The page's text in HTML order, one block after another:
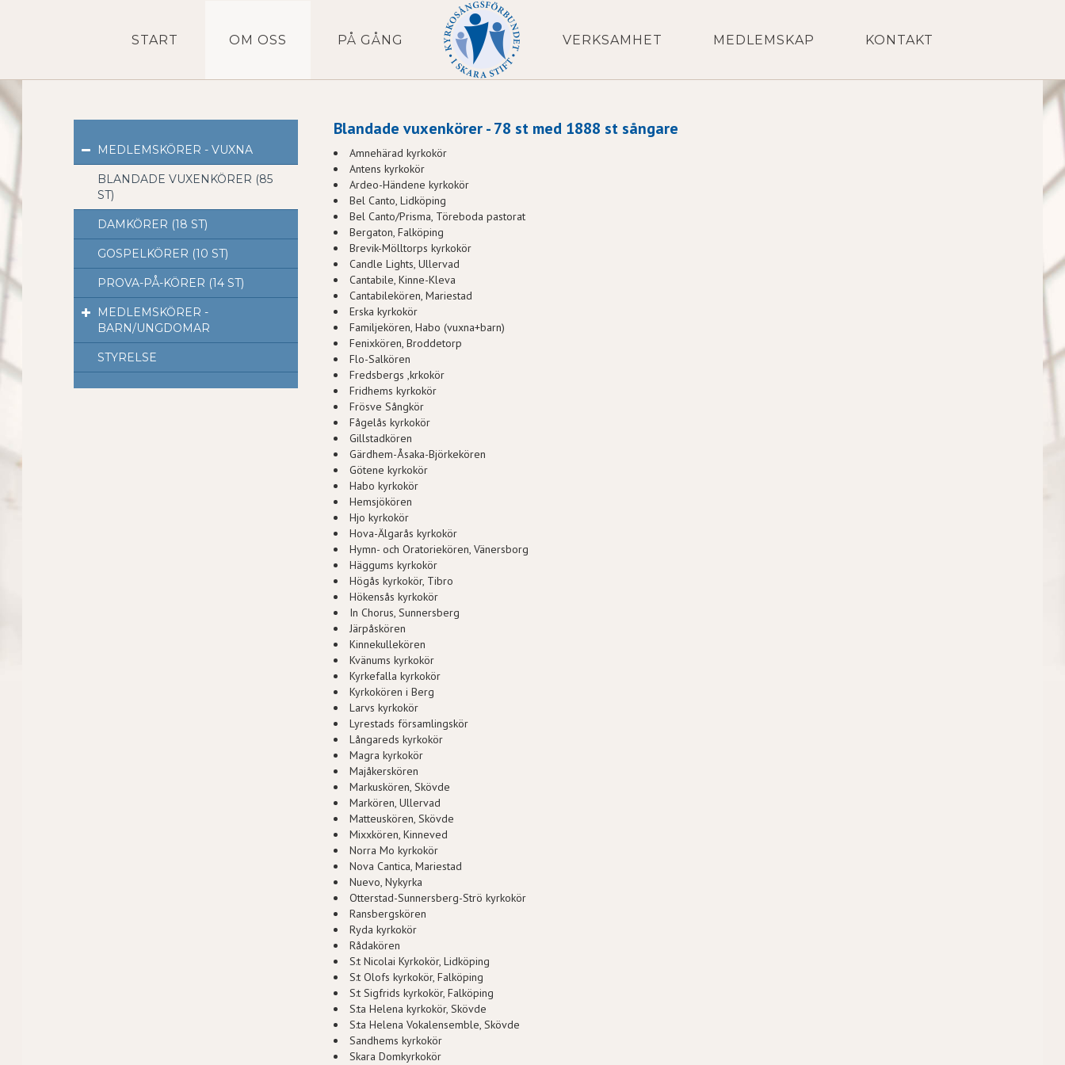
START OM OSS PÅ GÅNG VERKSAMHET MEDLEMSKAP KONTAKT
MEDLEMSKÖRER - VUXNA
BLANDADE VUXENKÖRER (85
ST)
DAMKÖRER (18 ST)
GOSPELKÖRER (10 ST)
PROVA-PÅ-KÖRER (14 ST)
MEDLEMSKÖRER -
BARN/UNGDOMAR
STYRELSE
Blandade vuxenkörer - 78 st med 1888 st sångare
Amnehärad kyrkokör
Antens kyrkokör
Ardeo-Händene kyrkokör
Bel Canto, Lidköping
Bel Canto/Prisma, Töreboda pastorat
Bergaton, Falköping
Brevik-Mölltorps kyrkokör
Candle Lights, Ullervad
Cantabile, Kinne-Kleva
Cantabilekören, Mariestad
Erska kyrkokör
Familjekören, Habo (vuxna+barn)
Fenixkören, Broddetorp
Flo-Salkören
Fredsbergs ,krkokör
Fridhems kyrkokör
Frösve Sångkör
Fågelås kyrkokör
Gillstadkören
Gärdhem-Åsaka-Björkekören
Götene kyrkokör
Habo kyrkokör
Hemsjökören
Hjo kyrkokör
Hova-Älgarås kyrkokör
Hymn- och Oratoriekören, Vänersborg
Häggums kyrkokör
Högås kyrkokör, Tibro
Hökensås kyrkokör
In Chorus, Sunnersberg
Järpåskören
Kinnekullekören
Kvänums kyrkokör
Kyrkefalla kyrkokör
Kyrkokören i Berg
Larvs kyrkokör
Lyrestads församlingskör
Långareds kyrkokör
Magra kyrkokör
Majåkerskören
Markuskören, Skövde
Markören, Ullervad
Matteuskören, Skövde
Mixxkören, Kinneved
Norra Mo kyrkokör
Nova Cantica, Mariestad
Nuevo, Nykyrka
Otterstad-Sunnersberg-Strö kyrkokör
Ransbergskören
Ryda kyrkokör
Rådakören
S:t Nicolai Kyrkokör, Lidköping
S:t Olofs kyrkokör, Falköping
S:t Sigfrids kyrkokör, Falköping
S:ta Helena kyrkokör, Skövde
S:ta Helena Vokalensemble, Skövde
Sandhems kyrkokör
Skara Domkyrkokör